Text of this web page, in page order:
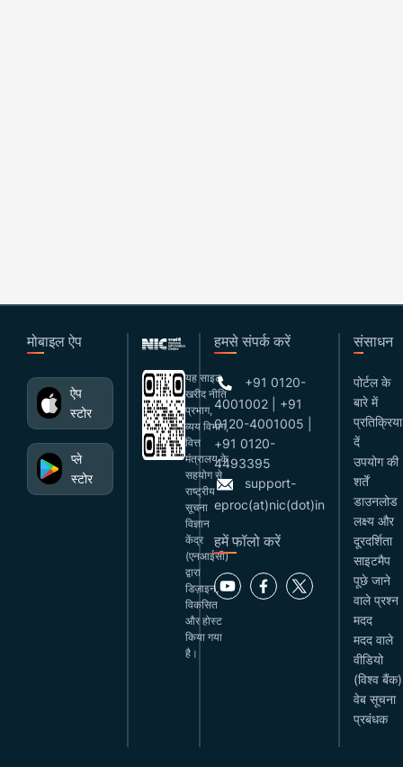
मोबाइल ऐप
ऐप
स्टोर
प्ले
स्टोर
यह साइट
खरीद नीति
प्रभाग,
व्यय विभाग,
वित्त
मंत्रालय के
सहयोग से
राष्ट्रीय
सूचना
विज्ञान
केंद्र
(एनआईसी)
द्वारा
डिज़ाइन,
विकसित
और होस्ट
किया गया
है।
हमसे संपर्क करें
+91 0120-
4001002 | +91
0120-4001005 |
+91 0120-
4493395
support-
eproc(at)nic(dot)in
हमें फॉलो करें
संसाधन
पोर्टल के
बारे में
प्रतिक्रिया
दें
उपयोग की
शर्तें
डाउनलोड
लक्ष्य और
दूरदर्शिता
साइटमैप
पूछे जाने
वाले प्रश्न
मदद
मदद वाले
वीडियो
(विश्व बैंक)
वेब सूचना
प्रबंधक